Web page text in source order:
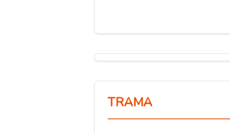
TRAMA